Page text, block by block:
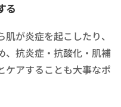
る
が炎症を起こしたり、
、抗炎症・抗酸化・肌補
ケアすることも大事なポ